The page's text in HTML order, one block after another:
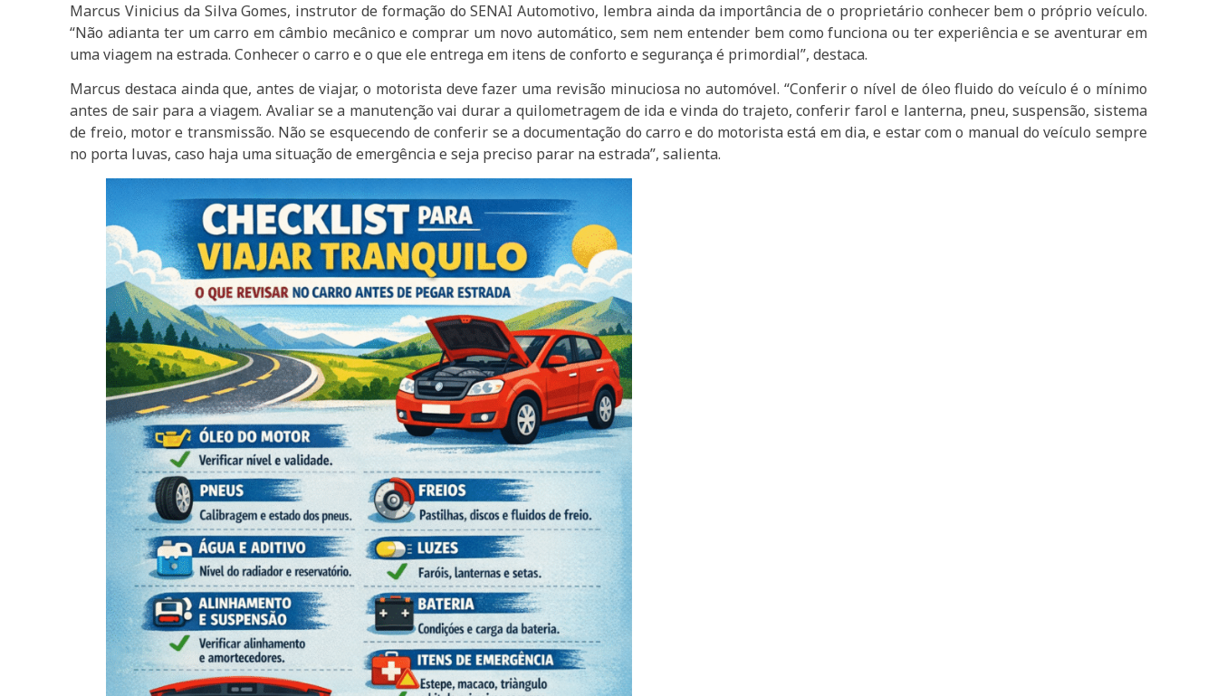
Marcus Vinicius da Silva Gomes, instrutor de formação do SENAI Automotivo, lembra ainda da importância de o proprietário conhecer bem o próprio veículo.
“Não adianta ter um carro em câmbio mecânico e comprar um novo automático, sem nem entender bem como funciona ou ter experiência e se aventurar em
uma viagem na estrada. Conhecer o carro e o que ele entrega em itens de conforto e segurança é primordial”, destaca.
Marcus destaca ainda que, antes de viajar, o motorista deve fazer uma revisão minuciosa no automóvel. “Conferir o nível de óleo fluido do veículo é o mínimo
antes de sair para a viagem. Avaliar se a manutenção vai durar a quilometragem de ida e vinda do trajeto, conferir farol e lanterna, pneu, suspensão, sistema
de freio, motor e transmissão. Não se esquecendo de conferir se a documentação do carro e do motorista está em dia, e estar com o manual do veículo sempre
no porta luvas, caso haja uma situação de emergência e seja preciso parar na estrada”, salienta.